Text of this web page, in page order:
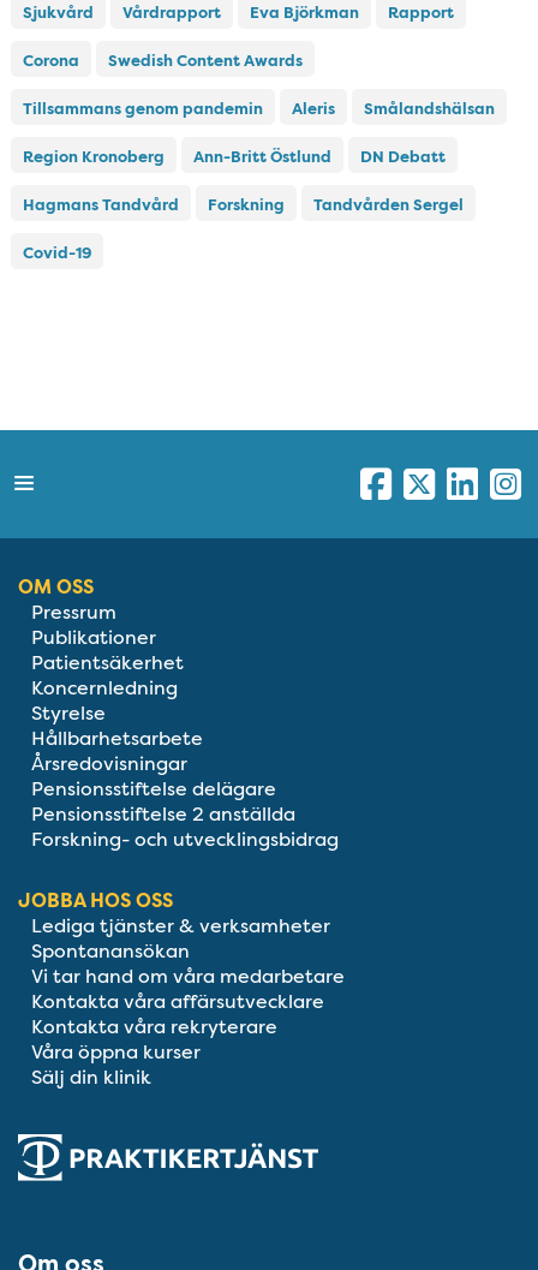
Sjukvård Vårdrapport Eva Björkman Rapport
Corona Swedish Content Awards
Tillsammans genom pandemin Aleris Smålandshälsan
Region Kronoberg Ann-Britt Östlund DN Debatt
Hagmans Tandvård Forskning Tandvården Sergel
Covid-19
OM OSS
Pressrum
Publikationer
Patientsäkerhet
Koncernledning
Styrelse
Hållbarhetsarbete
Årsredovisningar
Pensionsstiftelse delägare
Pensionsstiftelse 2 anställda
Forskning- och utvecklingsbidrag
JOBBA HOS OSS
Lediga tjänster & verksamheter
Spontanansökan
Vi tar hand om våra medarbetare
Kontakta våra affärsutvecklare
Kontakta våra rekryterare
Våra öppna kurser
Sälj din klinik